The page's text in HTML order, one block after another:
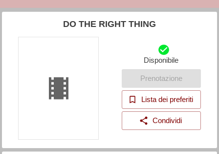
DO THE RIGHT THING
Disponibile
Prenotazione
Lista dei preferiti
Condividi